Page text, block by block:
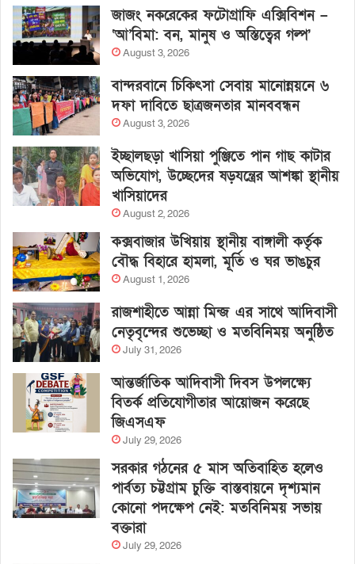
জাজং নকরেকের ফটোগ্রাফি এক্সিবিশন –
‘আ’বিমা: বন, মানুষ ও অস্তিত্বের গল্প’
August 3, 2026
বান্দরবানে চিকিৎসা সেবায় মানোন্নয়নে ৬
দফা দাবিতে ছাত্রজনতার মানববন্ধন
August 3, 2026
ইচ্ছালছড়া খাসিয়া পুঞ্জিতে পান গাছ কাটার
অভিযোগ, উচ্ছেদের ষড়যন্ত্রের আশঙ্কা স্থানীয়
খাসিয়াদের
August 2, 2026
কক্সবাজার উখিয়ায় স্থানীয় বাঙ্গালী কর্তৃক
বৌদ্ধ বিহারে হামলা, মূর্তি ও ঘর ভাঙচুর
August 1, 2026
রাজশাহীতে আন্না মিন্জ এর সাথে আদিবাসী
নেতৃবৃন্দের শুভেচ্ছা ও মতবিনিময় অনুষ্ঠিত
July 31, 2026
আন্তর্জাতিক আদিবাসী দিবস উপলক্ষ্যে
বিতর্ক প্রতিযোগীতার আয়োজন করেছে
জিএসএফ
July 29, 2026
সরকার গঠনের ৫ মাস অতিবাহিত হলেও
পার্বত্য চট্টগ্রাম চুক্তি বাস্তবায়নে দৃশ্যমান
কোনো পদক্ষেপ নেই: মতবিনিময় সভায়
বক্তারা
July 29, 2026